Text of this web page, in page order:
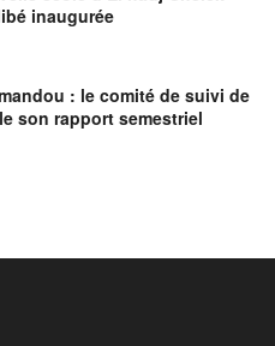
inaugurée
: le comité de suivi de
son rapport semestriel